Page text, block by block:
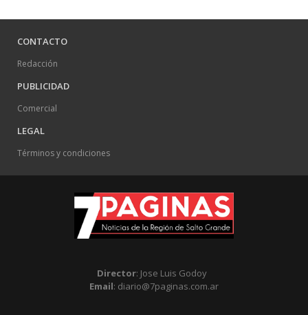
CONTACTO
Redacción
PUBLICIDAD
Comercial
LEGAL
Términos y condiciones
Director: Jose Luis Godoy
Email: diario@7paginas.com.ar